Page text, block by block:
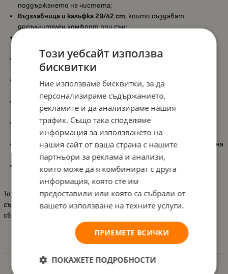
поддържането на чистота;
Възглавница и калъфка 29/42 cm, които създават
допълнителен комфорт при сън;
прилягане;
Обиколник 26/270 cm, който предпазва бебето и създава
уютна среда;
Балдахин от тюл 190/140 cm
Състав от 100% памук (ранфорс), който е мек и нежен към
деликатната кожа;
Пълнеж от полиестерна вата, осигуряващ лекота и
топлина;
Стилен десен със звезди, който създава спокойна и приятна
атмосфера;
Подходящ за ежедневна употреба
през всички сезони.
Този комплект е идеалният избор за родители, които искат да
създадат уютно, красиво и удобно пространство за сън на
своето бебе.
Този уебсайт използва
бисквитки
Ние използваме бисквитки, за да
персонализираме съдържанието,
рекламите и да анализираме нашия
трафик. Също така споделяме
информация за използването на
нашия сайт от ваша страна с нашите
партньори за реклама и анализи,
които може да я комбинират с друга
информация, която сте им
предоставили или която са събрали от
вашето използване на техните услуги.
ПРИЕМЕТЕ ВСИЧКИ
ПОКАЖЕТЕ ПОДРОБНОСТИ